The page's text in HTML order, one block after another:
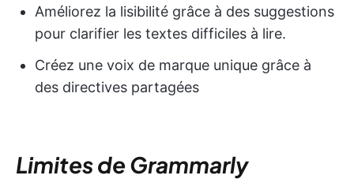
Améliorez la lisibilité grâce à des suggestions
pour clarifier les textes difficiles à lire.
Créez une voix de marque unique grâce à
des directives partagées
Limites de Grammarly